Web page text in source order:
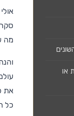
או
מה
את
כל